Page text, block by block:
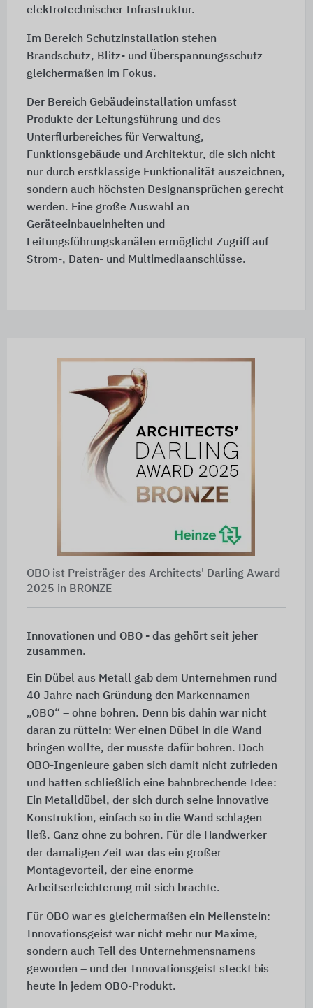
elektrotechnischer Infrastruktur.
Im Bereich Schutzinstallation stehen
Brandschutz, Blitz- und Überspannungsschutz
gleichermaßen im Fokus.
Der Bereich Gebäudeinstallation umfasst
Produkte der Leitungsführung und des
Unterflurbereiches für Verwaltung,
Funktionsgebäude und Architektur, die sich nicht
nur durch erstklassige Funktionalität auszeichnen,
sondern auch höchsten Designansprüchen gerecht
werden. Eine große Auswahl an
Geräteeinbaueinheiten und
Leitungsführungskanälen ermöglicht Zugriff auf
Strom-, Daten- und Multimediaanschlüsse.
OBO ist Preisträger des Architects' Darling Award
2025 in BRONZE
Innovationen und OBO - das gehört seit jeher
zusammen.
Ein Dübel aus Metall gab dem Unternehmen rund
40 Jahre nach Gründung den Markennamen
„OBO“ – ohne bohren. Denn bis dahin war nicht
daran zu rütteln: Wer einen Dübel in die Wand
bringen wollte, der musste dafür bohren. Doch
OBO-Ingenieure gaben sich damit nicht zufrieden
und hatten schließlich eine bahnbrechende Idee:
Ein Metalldübel, der sich durch seine innovative
Konstruktion, einfach so in die Wand schlagen
ließ. Ganz ohne zu bohren. Für die Handwerker
der damaligen Zeit war das ein großer
Montagevorteil, der eine enorme
Arbeitserleichterung mit sich brachte.
Für OBO war es gleichermaßen ein Meilenstein:
Innovationsgeist war nicht mehr nur Maxime,
sondern auch Teil des Unternehmensnamens
geworden – und der Innovationsgeist steckt bis
heute in jedem OBO-Produkt.